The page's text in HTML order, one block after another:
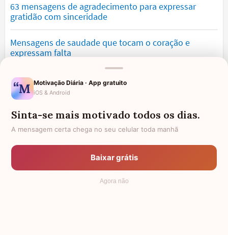
63 mensagens de agradecimento para expressar
gratidão com sinceridade
Mensagens de saudade que tocam o coração e
expressam falta
Mensagens de otimismo que vão encher você de
confiança
Mensagens para namorado: declare o seu amor com
palavras lindas
Mensagens de desculpa sinceras para corrigir erros e
Motivação Diária · App gratuito
iOS & Android
Sinta-se mais motivado todos os dias.
A mensagem certa chega no seu celular toda manhã
Baixar grátis
Agora não